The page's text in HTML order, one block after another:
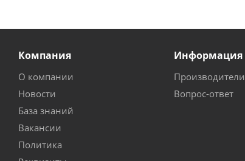
Компания
О компании
Новости
База знаний
Вакансии
Политика
Информация
Производители
Вопрос-ответ